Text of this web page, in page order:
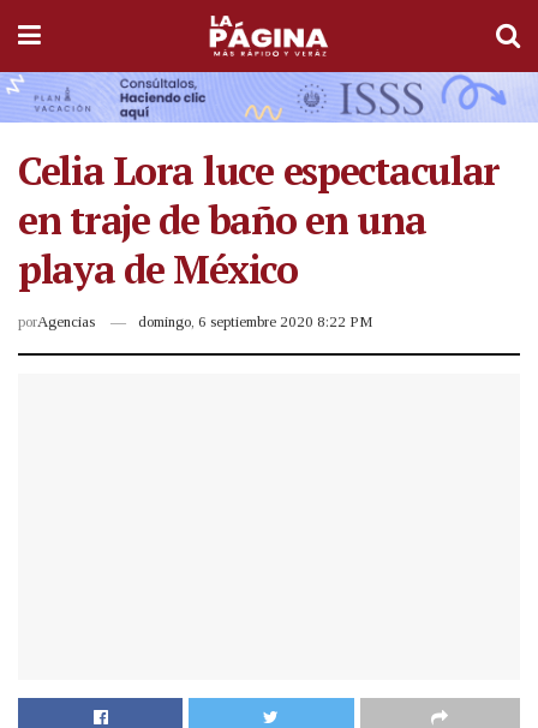
Celia Lora luce espectacular
en traje de baño en una
playa de México
porAgencias domingo, 6 septiembre 2020 8:22 PM